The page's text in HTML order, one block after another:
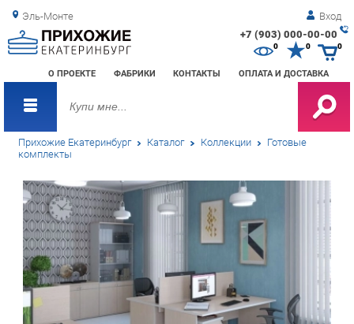
Эль-Монте Вход
+7 (903) 000-00-00
О ПРОЕКТЕ ФАБРИКИ КОНТАКТЫ ОПЛАТА И ДОСТАВКА
0 0
Прихожие Екатеринбург Каталог Коллекции Готовые
комплекты